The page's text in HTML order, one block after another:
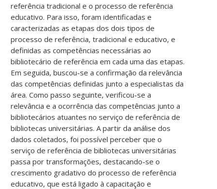
referência tradicional e o processo de referência
educativo. Para isso, foram identificadas e
caracterizadas as etapas dos dois tipos de
processo de referência, tradicional e educativo, e
definidas as competências necessárias ao
bibliotecário de referência em cada uma das etapas.
Em seguida, buscou-se a confirmação da relevância
das competências definidas junto a especialistas da
área. Como passo seguinte, verificou-se a
relevância e a ocorrência das competências junto a
bibliotecários atuantes no serviço de referência de
bibliotecas universitárias. A partir da análise dos
dados coletados, foi possível perceber que o
serviço de referência de bibliotecas universitárias
passa por transformações, destacando-se o
crescimento gradativo do processo de referência
educativo, que está ligado à capacitação e